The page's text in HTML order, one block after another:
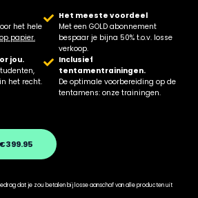
het hele
papier.
Het meeste voordeel
Met een GOLD abonnement
bespaar je bijna 50% t.o.v. losse
verkoop.
jou.
het recht.
Inclusief
tentamentrainingen.
De optimale voorbereiding op de
tentamens: onze trainingen.
€399.95
dat je zou betalen bij losse aanschaf van alle producten uit